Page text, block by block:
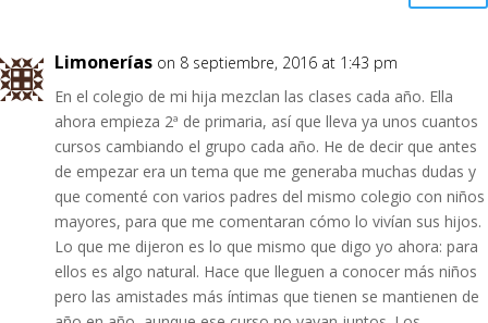
Limonerías on 8 septiembre, 2016 at 1:43 pm
En el colegio de mi hija mezclan las clases cada año. Ella
ahora empieza 2ª de primaria, así que lleva ya unos cuantos
cursos cambiando el grupo cada año. He de decir que antes
de empezar era un tema que me generaba muchas dudas y
que comenté con varios padres del mismo colegio con niños
mayores, para que me comentaran cómo lo vivían sus hijos.
Lo que me dijeron es lo que mismo que digo yo ahora: para
ellos es algo natural. Hace que lleguen a conocer más niños
pero las amistades más íntimas que tienen se mantienen de